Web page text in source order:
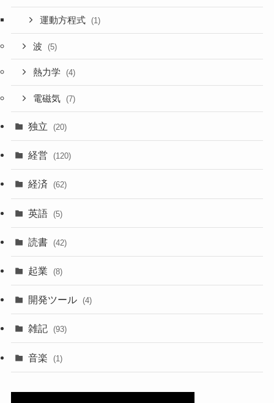
運動方程式 (1)
波 (5)
熱力学 (4)
電磁気 (7)
独立 (20)
経営 (120)
経済 (62)
英語 (5)
読書 (42)
起業 (8)
開発ツール (4)
雑記 (93)
音楽 (1)